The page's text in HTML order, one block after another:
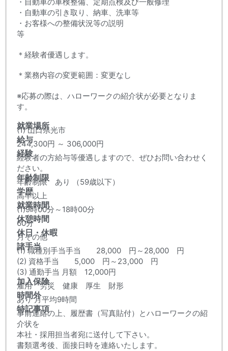
・自動車の引き取り、納車、洗車等
・お客様への整備状況等の説明
等
＊経験者優遇します。
＊業務内容の変更範囲：変更なし
※応募の際は、ハローワークの紹介状が必要となりま
す。
就業場所
(1) 山口県光市
給与
244,300円 ～ 306,000円
経験
経験者の方給与等優遇しますので、ぜひお問い合わせく
ださい。
年齢制限
年齢制限 あり （59歳以下）
学歴
高卒以上
就業時間
(1)9時00分～18時00分
休憩時間
60分
休日・休暇
月その他
諸手当
(1) 職種別手当手当 28,000 円～28,000 円
(2) 資格手当 5,000 円～23,000 円
(3) 通勤手当 月額 12,000円
加入保険
雇用 労災 健康 厚生 財形
時間外
あり 月平均9時間
特記事項
事前連絡の上、履歴書（写真貼付）とハローワークの紹
介状を
本社・採用担当者宛に送付して下さい。
書類選考後、面接日時を連絡いたします。